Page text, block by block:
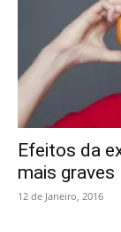
Efeitos da
mais graves
12 de Janeiro, 2016